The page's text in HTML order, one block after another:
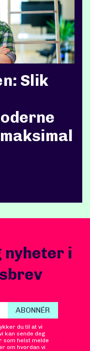
Slik
nyheter i
du til at vi
kan sende deg
som helst melde
om hvordan vi